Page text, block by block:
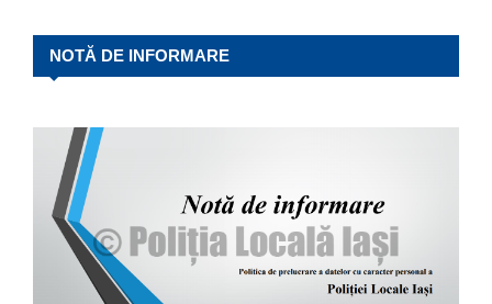
NOTĂ DE INFORMARE